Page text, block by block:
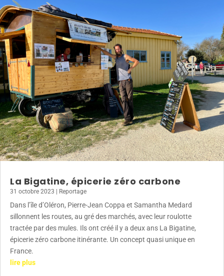
La Bigatine, épicerie zéro carbone
31 octobre 2023 Reportage
Dans l’île d’Oléron, Pierre-Jean Coppa et Samantha Medard
sillonnent les routes, au gré des marchés, avec leur roulotte
tractée par des mules. Ils ont créé il y a deux ans La Bigatine,
épicerie zéro carbone itinérante. Un concept quasi unique en
France.
lire plus